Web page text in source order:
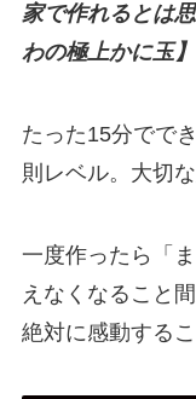
家で作れるとは
わの極上かに玉
たった15分でで
則レベル。大切
一度作ったら「
えなくなること
絶対に感動する